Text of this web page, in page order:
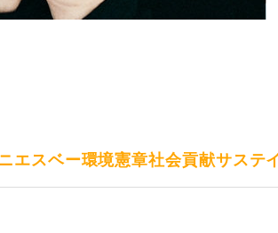
エスベー環境憲章社会貢献サステ